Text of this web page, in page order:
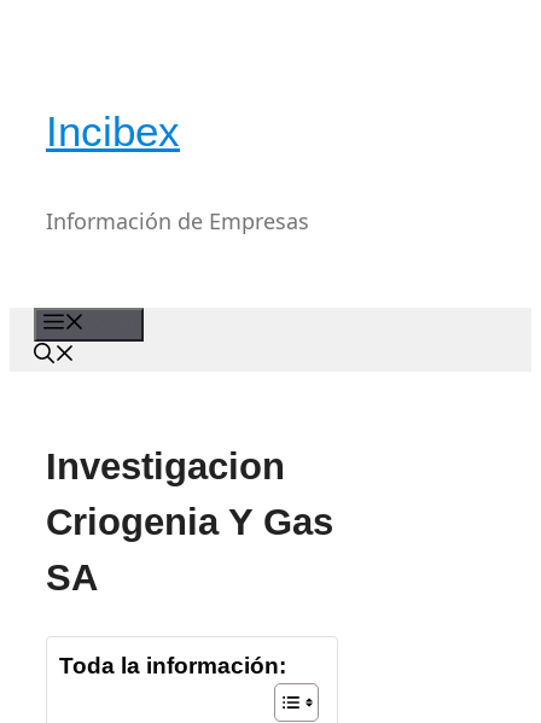
Incibex
Información de Empresas
Investigacion
Criogenia Y Gas
SA
Toda la información: